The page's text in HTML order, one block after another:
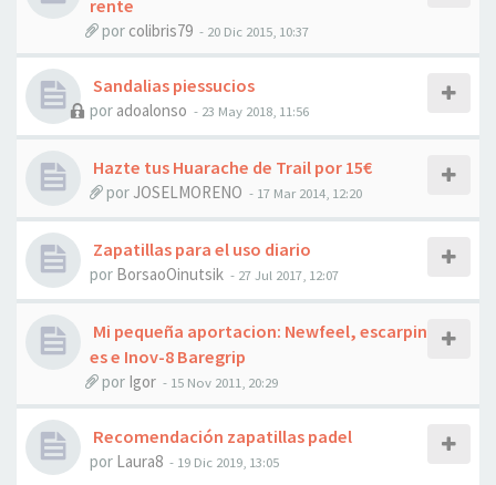
rente
por colibris79 - 20 Dic 2015, 10:37
Sandalias piessucios
por adoalonso - 23 May 2018, 11:56
Hazte tus Huarache de Trail por 15€
por JOSELMORENO - 17 Mar 2014, 12:20
Zapatillas para el uso diario
por BorsaoOinutsik - 27 Jul 2017, 12:07
Mi pequeña aportacion: Newfeel, escarpin
es e Inov-8 Baregrip
por Igor - 15 Nov 2011, 20:29
Recomendación zapatillas padel
por Laura8 - 19 Dic 2019, 13:05